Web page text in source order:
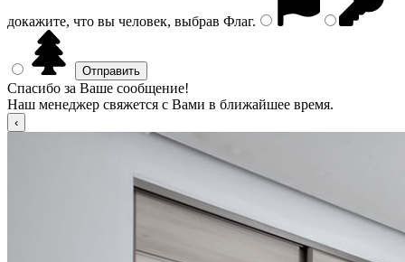
докажите, что вы человек, выбрав Флаг.
Спасибо за Ваше сообщение!
Наш менеджер свяжется с Вами в ближайшее время.